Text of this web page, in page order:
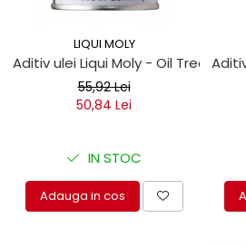
Bolturi, role si bucsi
MAMMUT LIFT
Cilindru hidraulic si protectie
burduf
LIQUI MOLY
Aditiv ulei Liqui Moly - Oil
55,92 Lei
50,84 Lei
IN STOC
Adauga in cos